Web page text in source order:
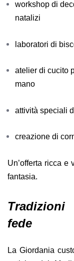
workshop di
natalizi
laboratori di
atelier di cucito
mano
attività speciali
creazione di
Un’offerta ricca
fantasia.
fede
La Giordania